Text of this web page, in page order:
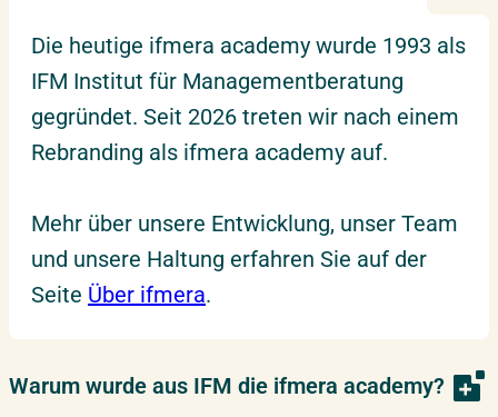
Die heutige ifmera academy wurde 1993 als
IFM Institut für Managementberatung
gegründet. Seit 2026 treten wir nach einem
Rebranding als ifmera academy auf.
Mehr über unsere Entwicklung, unser Team
und unsere Haltung erfahren Sie auf der
Seite Über ifmera.
Warum wurde aus IFM die ifmera academy?